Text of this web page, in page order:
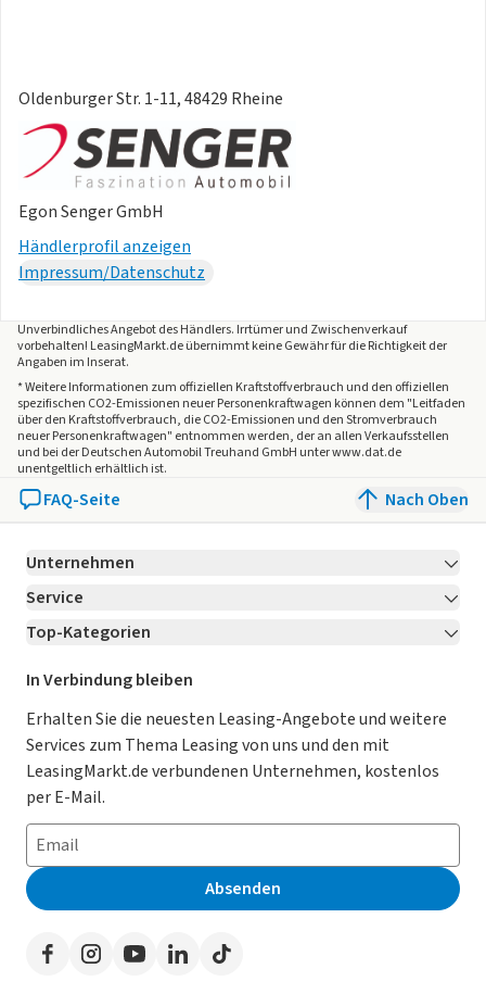
Oldenburger Str. 1-11, 48429 Rheine
Egon Senger GmbH
Händlerprofil anzeigen
Impressum/Datenschutz
Unverbindliches Angebot desHändlers. Irrtümer und Zwischenverkauf
vorbehalten! LeasingMarkt.de übernimmt keine Gewähr für die Richtigkeit der
Angaben im Inserat.
* Weitere Informationen zum offiziellen Kraftstoffverbrauch und den offiziellen
spezifischen CO2-Emissionen neuer Personenkraftwagen können dem "Leitfaden
über den Kraftstoffverbrauch, die CO2-Emissionen und den Stromverbrauch
neuer Personenkraftwagen" entnommen werden, der an allen Verkaufsstellen
und bei der Deutschen Automobil Treuhand GmbH unter www.dat.de
unentgeltlich erhältlich ist.
FAQ-Seite Nach Oben
Unternehmen
Über LeasingMarkt.de
Karriere Jetzt bewerben!
Für Händler
Kooperation mit AutoScout24
AGB
Datenschutz
Impressum
Erklärung zur Barrierefreiheit
Presse
Service
Kontakt
Ratgeber
Magazin
Datenschutz-Einstellungen
So funktioniert’s
Häufig gestellte Fragen
Leasing-Lexikon
Auto-Tests
Werben auf LeasingMarkt.de
Top-Kategorien
Leasing Deals
Gebrauchtwagen Leasing
Leasing ohne Anzahlung
E-Auto Leasing
Privatleasing
Leasing-Vergleiche
Herstellerverzeichnis
Händlerverzeichnis
In Verbindung bleiben
Erhalten Sie die neuesten Leasing-Angebote und weitere
Services zum Thema Leasing von uns und den mit
LeasingMarkt.de verbundenen Unternehmen, kostenlos
per E-Mail.
Absenden